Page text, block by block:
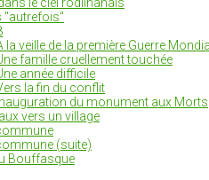
"autrefois"
la veille de la première Guerre
famille cruellement touchée
année difficile
la fin du conflit
Inauguration du monument aux Morts
vers un village
(suite)
Bouffasque